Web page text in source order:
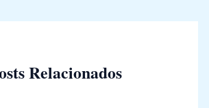
Relacionados